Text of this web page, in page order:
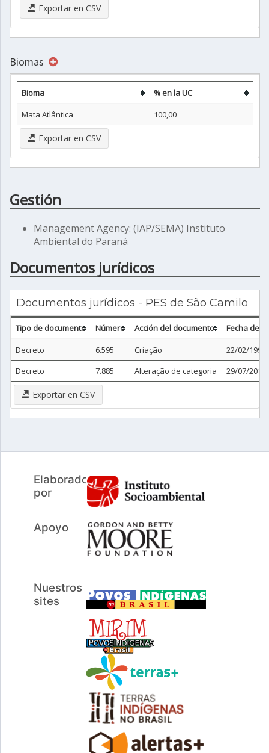
Exportar en CSV
Biomas
Bioma
% en la UC
Mata Atlântica
100,00
Exportar en CSV
Gestión
Management Agency: (IAP/SEMA) Instituto
Ambiental do Paraná
Documentos jurídicos
Documentos jurídicos - PES de São Camilo
Tipo de documento Número Acción del documento
Fecha del
Decreto
6.595 Criação
22/02/1990
Decreto
7.885 Alteração de categoria 29/07/2010
Exportar en CSV